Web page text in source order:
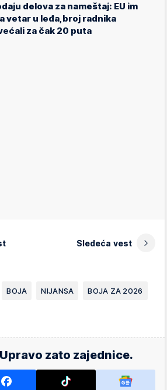
delova za nameštaj: EU im
vetar u leđa,broj radnika
za čak 20 puta
Sledeća vest
BOJA NIJANSA BOJA ZA 2026
zato zajednice.